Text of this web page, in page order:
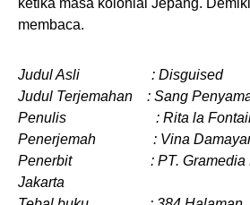
ketika masa kolonial Jepang.
membaca.
Judul Asli : Disguised
Judul Terjemahan : Sang
Penulis : Rita la Fontaine
Penerjemah : Vina
Penerbit : PT. Gramedia
Jakarta